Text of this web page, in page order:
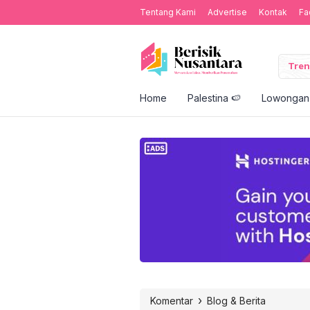
Tentang Kami Advertise Kontak
Home Palestina 🍉
Komentar › Blog & Berita